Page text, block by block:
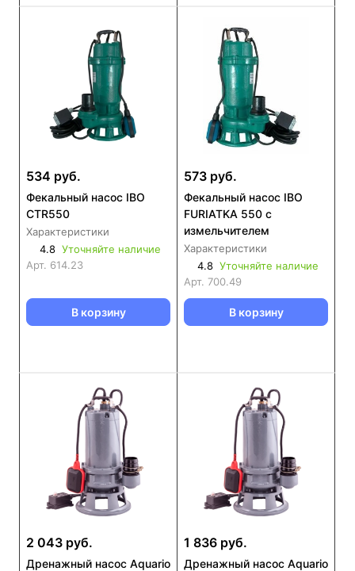
534 руб.
Фекальный насос IBO
CTR550
Характеристики
4.8 Уточняйте наличие
Арт. 614.23
В корзину
573 руб.
Фекальный насос IBO
FURIATKA 550 с
измельчителем
Характеристики
4.8 Уточняйте наличие
Арт. 700.49
В корзину
2 043 руб.
Дренажный насос Aquario
1 836 руб.
Дренажный насос Aquario